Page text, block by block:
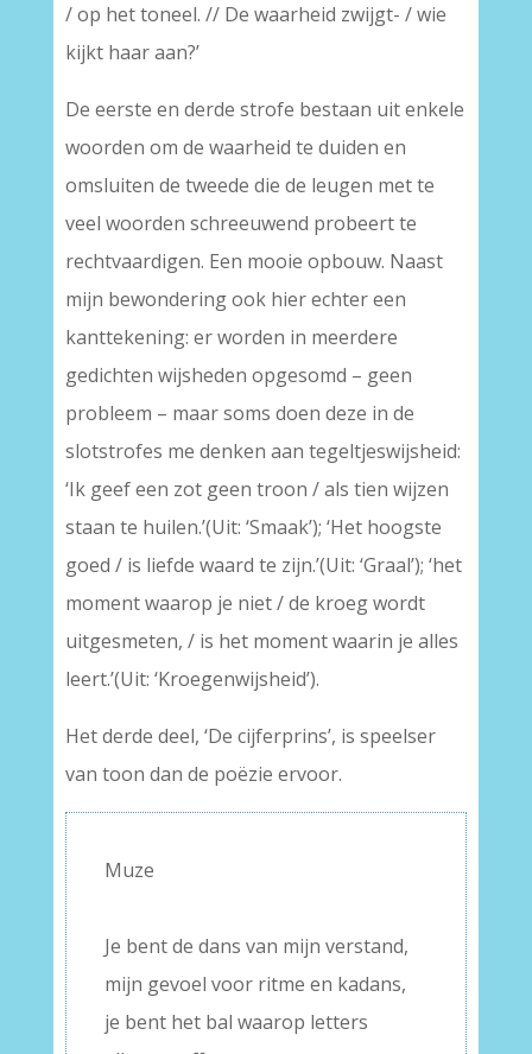
/ op het toneel. // De waarheid zwijgt- / wie
kijkt haar aan?’
De eerste en derde strofe bestaan uit enkele
woorden om de waarheid te duiden en
omsluiten de tweede die de leugen met te
veel woorden schreeuwend probeert te
rechtvaardigen. Een mooie opbouw. Naast
mijn bewondering ook hier echter een
kanttekening: er worden in meerdere
gedichten wijsheden opgesomd – geen
probleem – maar soms doen deze in de
slotstrofes me denken aan tegeltjeswijsheid:
‘Ik geef een zot geen troon / als tien wijzen
staan te huilen.’(Uit: ‘Smaak’); ‘Het hoogste
goed / is liefde waard te zijn.’(Uit: ‘Graal’); ‘het
moment waarop je niet / de kroeg wordt
uitgesmeten, / is het moment waarin je alles
leert.’(Uit: ‘Kroegenwijsheid’).
Het derde deel, ‘De cijferprins’, is speelser
van toon dan de poëzie ervoor.
Muze
Je bent de dans van mijn verstand,
mijn gevoel voor ritme en kadans,
je bent het bal waarop letters